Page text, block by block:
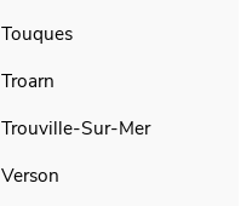
Touques
Troarn
Trouville-Sur-Mer
Verson